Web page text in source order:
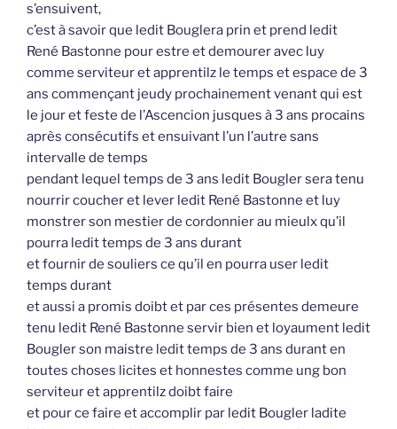
s’ensuivent,
c’est à savoir que ledit Bouglera prin et prend ledit
René Bastonne pour estre et demourer avec luy
comme serviteur et apprentilz le temps et espace de 3
ans commençant jeudy prochainement venant qui est
le jour et feste de l’Ascencion jusques à 3 ans procains
après consécutifs et ensuivant l’un l’autre sans
intervalle de temps
pendant lequel temps de 3 ans ledit Bougler sera tenu
nourrir coucher et lever ledit René Bastonne et luy
monstrer son mestier de cordonnier au mieulx qu’il
pourra ledit temps de 3 ans durant
et fournir de souliers ce qu’il en pourra user ledit
temps durant
et aussi a promis doibt et par ces présentes demeure
tenu ledit René Bastonne servir bien et loyaument ledit
Bougler son maistre ledit temps de 3 ans durant en
toutes choses licites et honnestes comme ung bon
serviteur et apprentilz doibt faire
et pour ce faire et accomplir par ledit Bougler ladite